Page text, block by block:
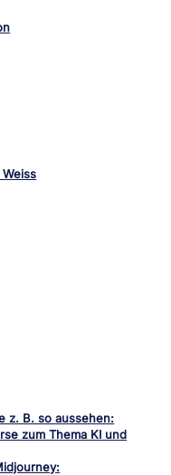
z. B. so aussehen:
zum Thema KI und